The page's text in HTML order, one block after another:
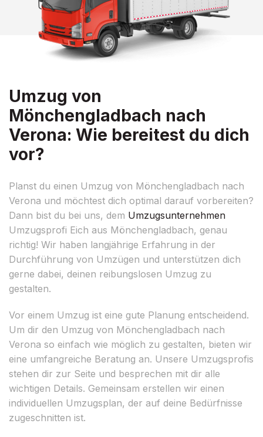
Umzug von
Mönchengladbach nach
Verona: Wie bereitest du dich
vor?
Planst du einen Umzug von Mönchengladbach nach
Verona und möchtest dich optimal darauf vorbereiten?
Dann bist du bei uns, dem Umzugsunternehmen
Umzugsprofi Eich aus Mönchengladbach, genau
richtig! Wir haben langjährige Erfahrung in der
Durchführung von Umzügen und unterstützen dich
gerne dabei, deinen reibungslosen Umzug zu
gestalten.
Vor einem Umzug ist eine gute Planung entscheidend.
Um dir den Umzug von Mönchengladbach nach
Verona so einfach wie möglich zu gestalten, bieten wir
eine umfangreiche Beratung an. Unsere Umzugsprofis
stehen dir zur Seite und besprechen mit dir alle
wichtigen Details. Gemeinsam erstellen wir einen
individuellen Umzugsplan, der auf deine Bedürfnisse
zugeschnitten ist.